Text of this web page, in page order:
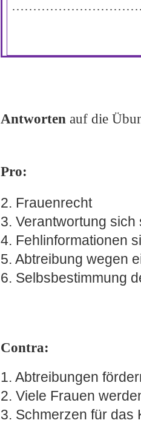
Antworten auf die
Pro:
2. Frauenrecht
3. Verantwortung
4. Fehlinformationen
5. Abtreibung wegen
6. Selbsbestimmung
Contra:
1. Abtreibungen
2. Viele Frauen
3. Schmerzen für das